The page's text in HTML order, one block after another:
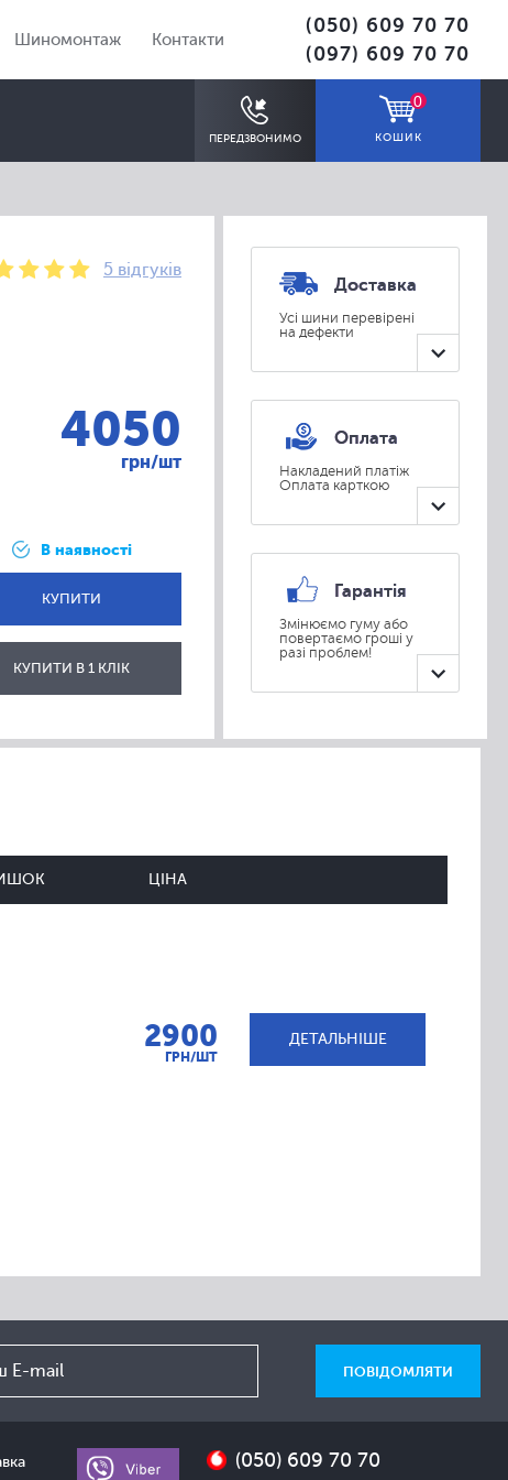
Шиномонтаж Контакти
(050) 609 70 70
(097) 609 70 70
ПЕРЕДЗВОНИМО
0
КОШИК
5 відгуків
4050
грн/шт
В наявності
КУПИТИ
ВІДПРАВИТИ
КУПИТИ В 1 КЛІК
Доставка
Усі шини перевірені
на дефекти
Оплата
Накладений платіж
Оплата карткою
Гарантія
Змінюємо гуму або
повертаємо гроші у
разі проблем!
ЦІНА
2900
ГРН/ШТ
ДЕТАЛЬНІШЕ
(050) 609 70 70